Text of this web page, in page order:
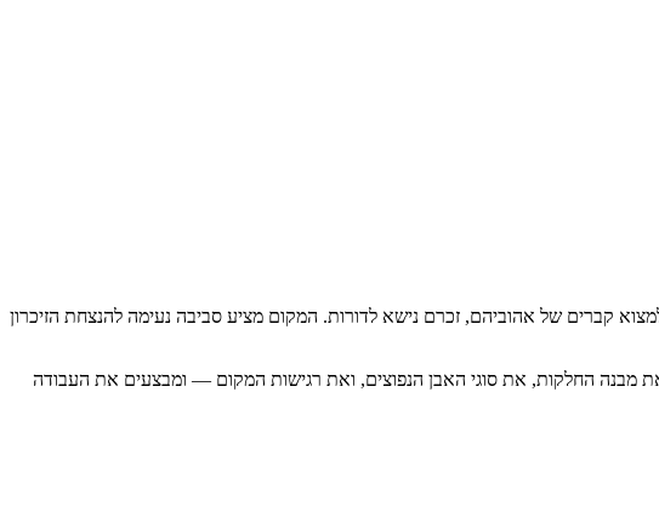
קברים של אהוביהם, זכרם נישא לדורות. המקום מציע סביבה נעימה להנצחת הזיכרון
את מבנה החלקות, את סוגי האבן הנפוצים, ואת רגישות המקום — ומבצעים את העבודה